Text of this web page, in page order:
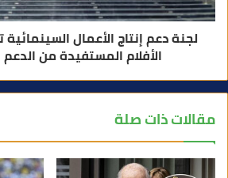
لجنة دعم إنتاج الأعمال
الأفلام المستفيدة من الدعم
مقالات ذات صلة